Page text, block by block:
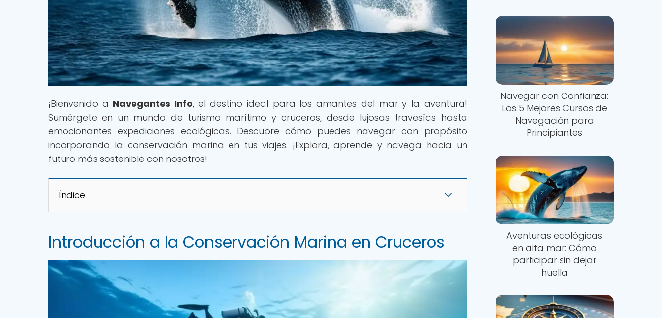
¡Bienvenido a Navegantes Info, el destino ideal para los amantes del mar y la aventura!
Sumérgete en un mundo de turismo marítimo y cruceros, desde lujosas travesías hasta
emocionantes expediciones ecológicas. Descubre cómo puedes navegar con propósito
incorporando la conservación marina en tus viajes. ¡Explora, aprende y navega hacia un
futuro más sostenible con nosotros!
Índice
Introducción a la Conservación Marina en Cruceros
Navegar con Confianza:
Los 5 Mejores Cursos de
Navegación para
Principiantes
Aventuras ecológicas
en alta mar: Cómo
participar sin dejar
huella